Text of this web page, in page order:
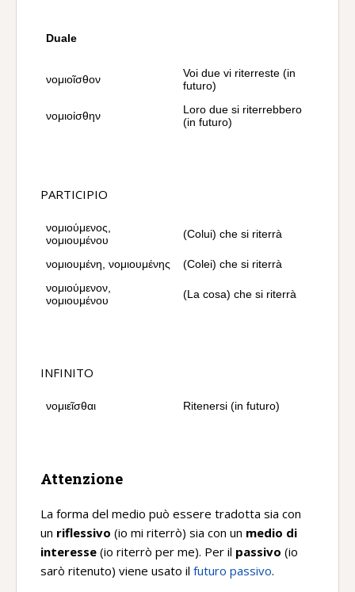
Duale
νομιοῖσθον
Voi due vi riterreste (in
futuro)
νομιοίσθην
Loro due si riterrebbero
(in futuro)
PARTICIPIO
νομιούμενος,
νομιουμένου
(Colui) che si riterrà
νομιουμένη, νομιουμένης
(Colei) che si riterrà
νομιούμενον,
νομιουμένου
(La cosa) che si riterrà
INFINITO
νομιεῖσθαι Ritenersi (in futuro)
Attenzione
La forma del medio può essere tradotta sia con
un riflessivo (io mi riterrò) sia con un medio di
interesse (io riterrò per me). Per il passivo (io
sarò ritenuto) viene usato il futuro passivo.